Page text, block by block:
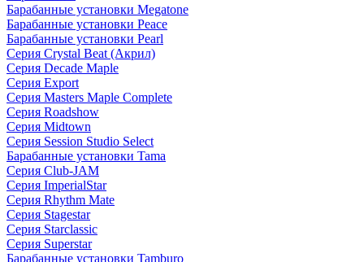
Барабанные установки Megatone
Барабанные установки Peace
Барабанные установки Pearl
Серия Crystal Beat (Акрил)
Серия Decade Maple
Серия Export
Серия Masters Maple Complete
Серия Roadshow
Серия Midtown
Серия Session Studio Select
Барабанные установки Tama
Серия Club-JAM
Серия ImperialStar
Серия Rhythm Mate
Серия Stagestar
Серия Starclassic
Серия Superstar
Барабанные установки Tamburo